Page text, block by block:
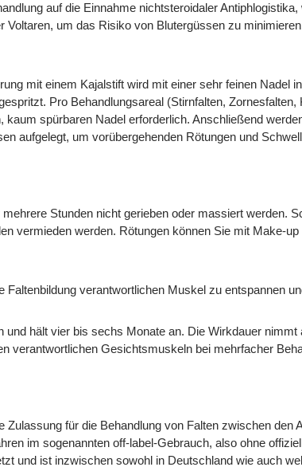
auf die Einnahme nichtsteroidaler Antiphlogistika,
um das Risiko von Blutergüssen zu
mit einem Kajalstift wird mit einer sehr feinen Nadel
Pro Behandlungsareal (Stirnfalten, Zornesfalten,
spürbaren Nadel erforderlich. Anschließend
aufgelegt, um vorübergehenden Rötungen und
Stunden nicht gerieben oder massiert werden.
vermieden werden. Rötungen können Sie mit Make-up
verantwortlichen Muskel zu entspannen
und hält vier bis sechs Monate an. Die Wirkdauer nimmt
verantwortlichen Gesichtsmuskeln bei mehrfacher
für die Behandlung von Falten zwischen den
im sogenannten off-label-Gebrauch, also ohne
und ist inzwischen sowohl in Deutschland wie auch